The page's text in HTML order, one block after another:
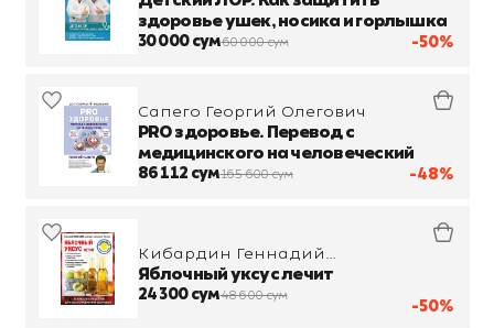
-50%
здоровье ушек, носика и горлышка
30 000 сум60 000 сум
-48%
Сапего Георгий Олегович
PRO здоровье. Перевод с
медицинского на человеческий
86 112 сум165 600 сум
-50%
Кибардин Геннадий
Михайлович
Яблочный уксус лечит
24 300 сум48 600 сум